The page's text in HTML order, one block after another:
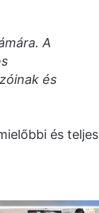
A
és
és teljes